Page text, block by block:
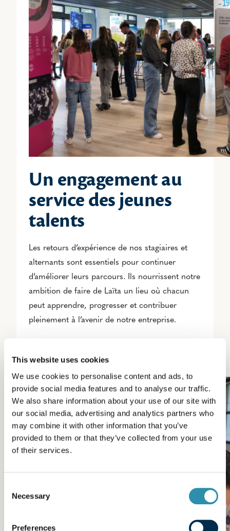
This website uses cookies
We use cookies to personalise content and ads, to
provide social media features and to analyse our traffic.
We also share information about your use of our site with
our social media, advertising and analytics partners who
may combine it with other information that you’ve
provided to them or that they’ve collected from your use
of their services.
Selection
Necessary
Preferences
Un engagement au
service des jeunes
talents
Les retours d’expérience de nos stagiaires et
alternants sont essentiels pour continuer
d’améliorer leurs parcours. Ils nourrissent notre
ambition de faire de Laïta un lieu où chacun
peut apprendre, progresser et contribuer
pleinement à l’avenir de notre entreprise.